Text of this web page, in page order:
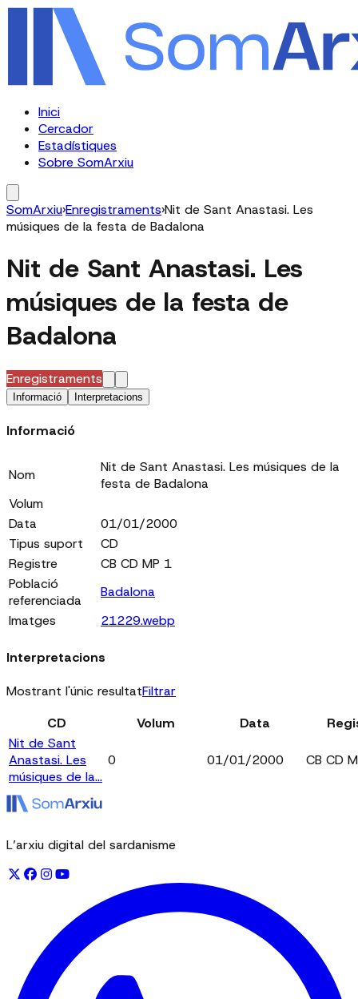
Inici
Cercador
Estadístiques
Sobre SomArxiu
SomArxiu›Enregistraments›Nit de Sant Anastasi. Les
músiques de la festa de Badalona
Nit de Sant Anastasi. Les
músiques de la festa de
Badalona
Enregistraments
Informació Interpretacions
Informació
Nom
Nit de Sant Anastasi. Les músiques de la
festa de Badalona
Volum
Data
01/01/2000
Tipus suport
CD
Registre
CB CD MP 1
Població
referenciada
Badalona
Imatges
21229.webp
Interpretacions
Mostrant l'únic resultatFiltrar
CD
Volum Data
Nit de Sant
Anastasi. Les
músiques de la...
0 01/01/2000 CB CD
L’arxiu digital del sardanisme